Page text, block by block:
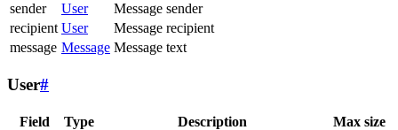
sender
User
Message sender
recipient User
Message recipient
message Message Message text
User#
Field Type Description Max size